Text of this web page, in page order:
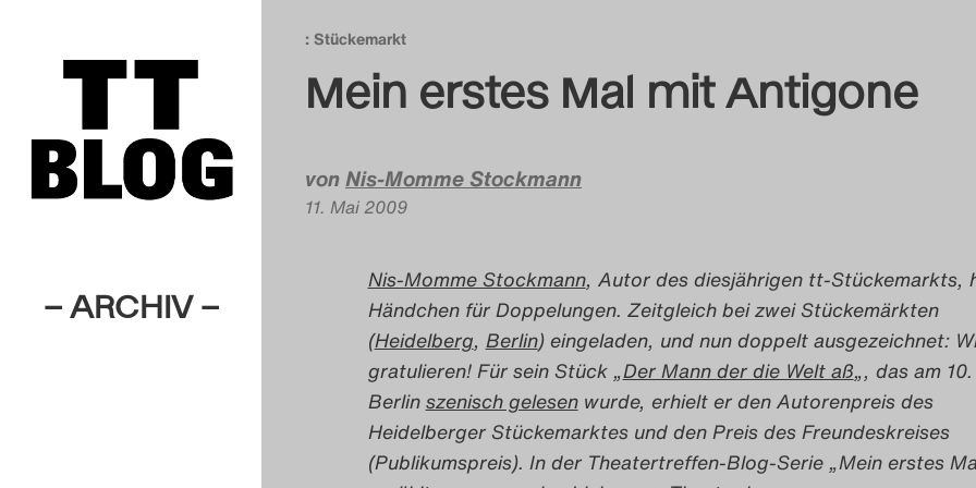
– ARCHIV –
: Stückemarkt
Mein erstes Mal mit Antigone
vonNis-Momme Stockmann
11. Mai 2009
Nis-Momme Stockmann, Autor des diesjährigen tt-Stückemarkts,
Händchen für Doppelungen. Zeitgleich bei zwei Stückemärkten
(Heidelberg, Berlin) eingeladen, und nun doppelt ausgezeichnet:
gratulieren! Für sein Stück „Der Mann der die Welt aß„, das am
Berlinszenisch gelesenwurde, erhielt er den Autorenpreis des
Heidelberger Stückemarktes und den Preis des Freundeskreises
(Publikumspreis). In der Theatertreffen-Blog-Serie „Mein erstes